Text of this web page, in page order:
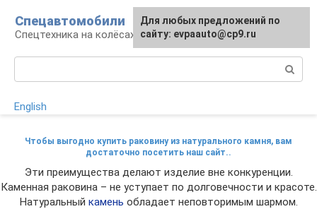
контенту
Спецавтомобили
Спецтехника на колёсах
English
Чтобы выгодно купить раковину из натурального камня, вам
достаточно посетить наш сайт..
Эти преимущества делают изделие вне конкуренции.
Каменная раковина – не уступает по долговечности и красоте.
Натуральный камень обладает неповторимым шармом.
Для любых предложений по
сайту: evpaauto@cp9.ru